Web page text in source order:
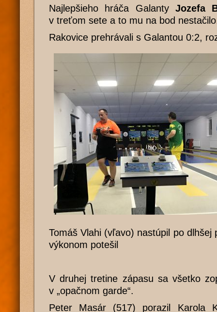
Najlepšieho hráča Galanty Jozefa
v treťom sete a to mu na bod
Rakovice prehrávali s Galantou 0:2,
Tomáš Vlahi (vľavo) nastúpil po dlhšej
výkonom potešil
V druhej tretine zápasu sa všetko
v „opačnom garde“.
Peter Masár (517) porazil Karola